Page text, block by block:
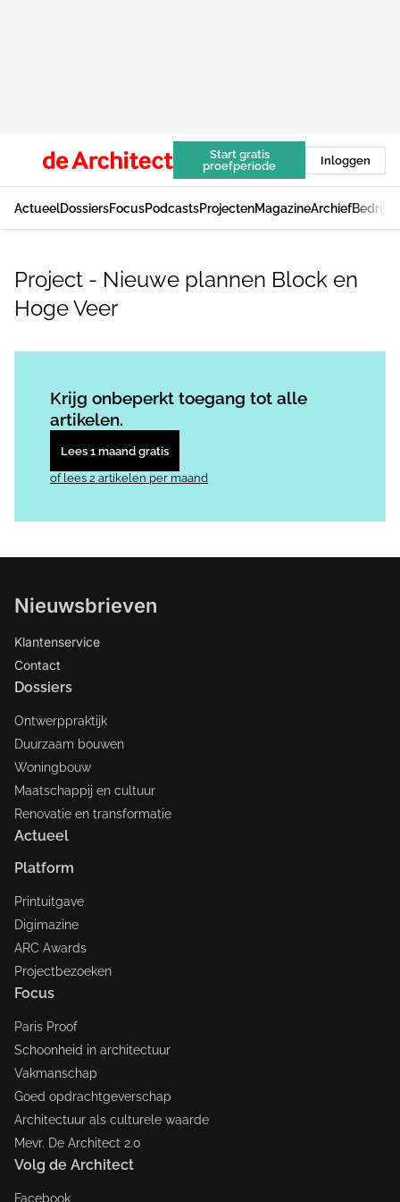
Start gratis
proefperiode
Inloggen
ActueelDossiersFocusPodcastsProjectenMagazineArchief
Project - Nieuwe plannen Block en
Hoge Veer
Krijg onbeperkt toegang tot alle
artikelen.
Lees 1 maand gratis
of lees 2 artikelen per maand
Nieuwsbrieven
Klantenservice
Contact
Dossiers
Ontwerppraktijk
Duurzaam bouwen
Woningbouw
Maatschappij en cultuur
Renovatie en transformatie
Actueel
Platform
Printuitgave
Digimazine
ARC Awards
Projectbezoeken
Focus
Paris Proof
Schoonheid in architectuur
Vakmanschap
Goed opdrachtgeverschap
Architectuur als culturele waarde
Mevr. De Architect 2.0
Volg de Architect
Facebook